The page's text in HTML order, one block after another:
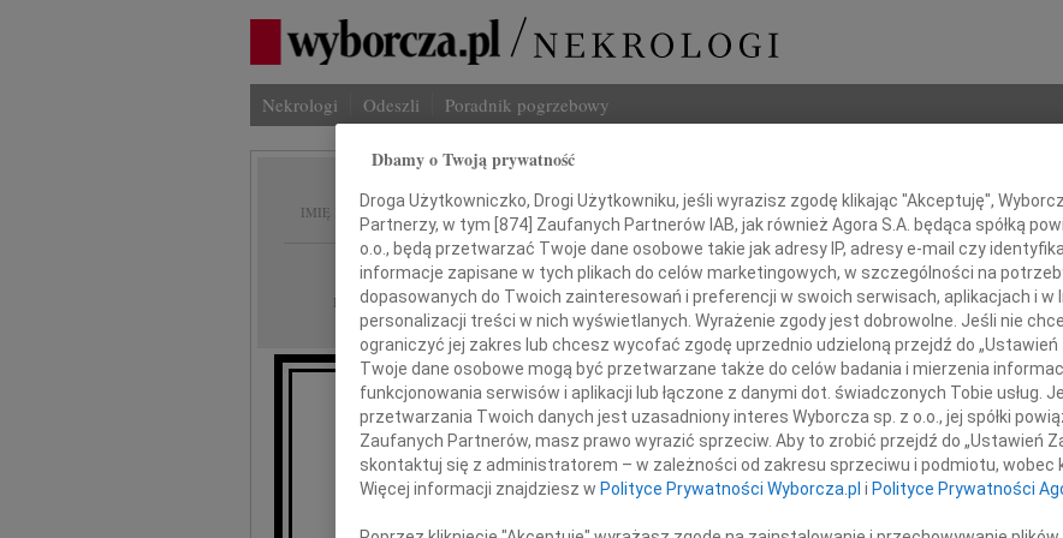
Nekrologi Odeszli Poradnik pogrzebowy
IMIĘ I NAZWISKO: Sławomir Litwiński
REGION: cała Polska
DATA EMISJI: 05.09.2009
Podziękowanie
Wszystkim, którzy uczestniczyli w pożegnaniu
Imię i
INNE
Z
Z
Z
Dbamy o Twoją prywatność
Droga Użytkowniczko, Drogi Użytkowniku, jeśli wyrazisz zgodę klikając "Akceptuję",
Partnerzy, w tym [874] Zaufanych Partnerów IAB, jak również Agora S.A. będąca spółką
o.o., będą przetwarzać Twoje dane osobowe takie jak adresy IP, adresy e-mail czy
informacje zapisane w tych plikach do celów marketingowych, w szczególności na
dopasowanych do Twoich zainteresowań i preferencji w swoich serwisach, aplikacjach i w
personalizacji treści w nich wyświetlanych. Wyrażenie zgody jest dobrowolne. Jeśli nie
ograniczyć jej zakres lub chcesz wycofać zgodę uprzednio udzieloną przejdź do „Ustawień
Twoje dane osobowe mogą być przetwarzane także do celów badania i mierzenia
funkcjonowania serwisów i aplikacji lub łączone z danymi dot. świadczonych Tobie usług.
przetwarzania Twoich danych jest uzasadniony interes Wyborcza sp. z o.o., jej spółki
Zaufanych Partnerów, masz prawo wyrazić sprzeciw. Aby to zrobić przejdź do „Ustawień
skontaktuj się z administratorem – w zależności od zakresu sprzeciwu i podmiotu, wobec
Więcej informacji znajdziesz w Polityce Prywatności Wyborcza.pl i Polityce Prywatności